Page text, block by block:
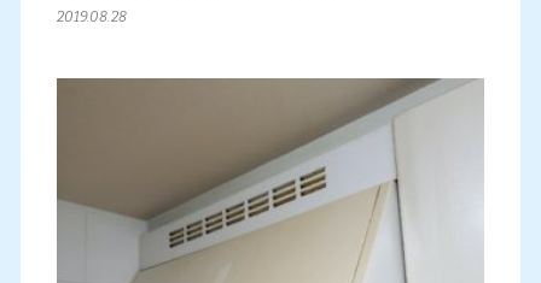
2019.08.28